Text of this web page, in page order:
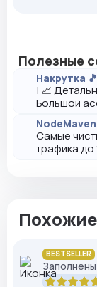
Полезные
Накрутка
| 📈
Большой
NodeMaven
Самые
трафика до
BESTSELLER